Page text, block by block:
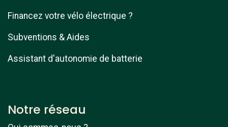
Financez votre vélo électrique ?
Subventions & Aides
Assistant d'autonomie de batterie
Notre réseau